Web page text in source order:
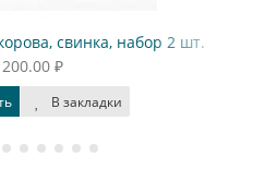
свинка, набор 2 шт.
200.00 ₽
В закладки